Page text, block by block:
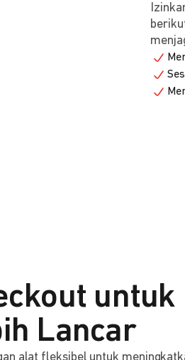
untuk
Lancar